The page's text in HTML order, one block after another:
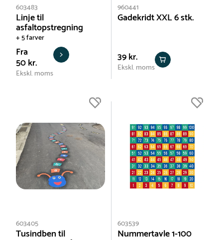
603483
Linje til
asfaltopstregning
+ 5 farver
Fra
50 kr.
Ekskl. moms
960441
Gadekridt XXL 6 stk.
39 kr.
Ekskl. moms
603405
Tusindben til
603539
Nummertavle 1-100